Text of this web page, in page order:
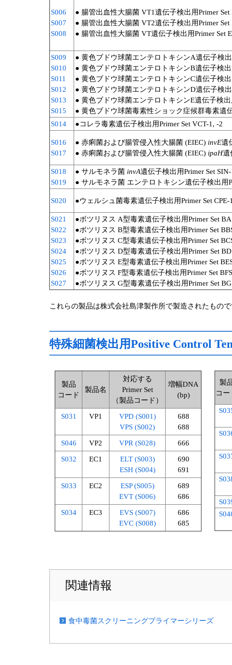
S006
S007
S008
● 腸管出血性大腸菌 VT1遺伝子検出用Primer Set
● 腸管出血性大腸菌 VT2遺伝子検出用Primer Set
● 腸管出血性大腸菌 VT遺伝子検出用Primer Set
S009
S010
S011
S012
S013
S015
● 黄色ブドウ球菌エンテロトキシンA遺伝子検出
● 黄色ブドウ球菌エンテロトキシンB遺伝子検出
● 黄色ブドウ球菌エンテロトキシンC遺伝子検出
● 黄色ブドウ球菌エンテロトキシンD遺伝子検出
● 黄色ブドウ球菌エンテロトキシンE遺伝子検出
● 黄色ブドウ球菌毒素性ショック症候群毒素遺
S014
●コレラ毒素遺伝子検出用Primer Set VCT-1, -2
S016
S017
● 赤痢菌および腸管侵入性大腸菌 (EIEC) invE遺
● 赤痢菌および腸管侵入性大腸菌 (EIEC) ipaH遺
S018
S019
● サルモネラ菌 invA遺伝子検出用Primer Set
● サルモネラ菌 エンテロトキシン遺伝子検出用
S020 ●ウェルシュ菌毒素遺伝子検出用Primer Set CPE-
S021
S022
S023
S024
S025
S026
S027
●ボツリヌス A型毒素遺伝子検出用Primer Set
●ボツリヌス B型毒素遺伝子検出用Primer Set
●ボツリヌス C型毒素遺伝子検出用Primer Set
●ボツリヌス D型毒素遺伝子検出用Primer Set
●ボツリヌス E型毒素遺伝子検出用Primer Set
●ボツリヌス F型毒素遺伝子検出用Primer Set
●ボツリヌス G型毒素遺伝子検出用Primer Set
これらの製品は株式会社島津製作所で製造されたもので
特殊細菌検出用Positive Control
製品
コード
製品名
対応する
Primer Set
（製品コード）
増幅DNA
(bp)
S031 VP1
VPD (S001)
VPS (S002)
688
688
S046 VP2 VPR (S028) 666
S032 EC1
ELT (S003)
ESH (S004)
690
691
S033 EC2
ESP (S005)
EVT (S006)
689
686
S034 EC3
EVS (S007)
EVC (S008)
686
685
製
コー
関連情報
食中毒菌スクリーニングプライマーシリーズ